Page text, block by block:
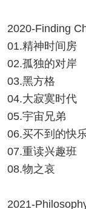
2020-Finding
01.精神时间房
02.孤独的对岸
03.黑方格
04.大寂寞时代
05.宇宙兄弟
06.买不到的快
07.重读兴趣班
08.物之哀
2021-